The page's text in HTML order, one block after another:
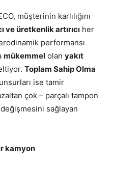
müşterinin karlılığını
ve üretkenlik artırıcı her
performansı
mükemmel olan yakıt
Toplam Sahip Olma
ise tamir
çok – parçalı tampon
sağlayan
kamyon